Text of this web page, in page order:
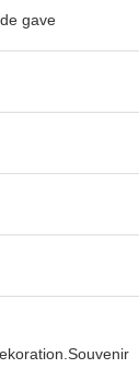
gave